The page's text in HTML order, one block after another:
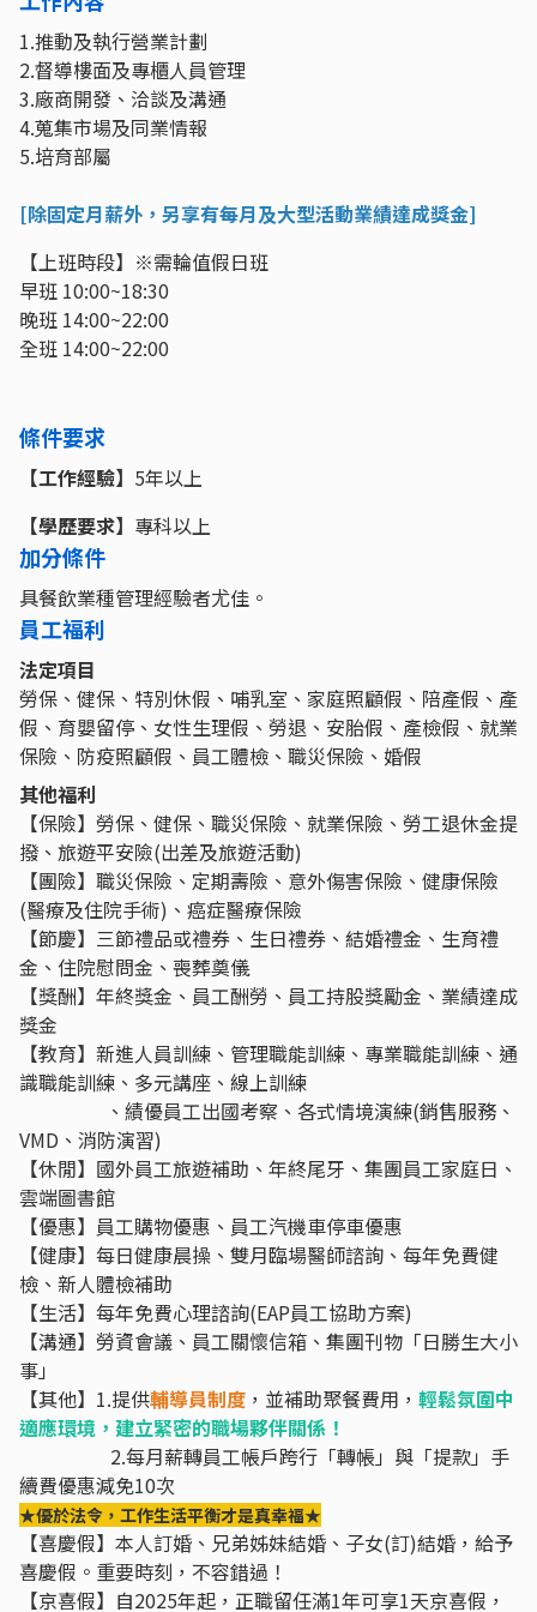
1.推動及執行營業計劃
2.督導樓面及專櫃人員管理
3.廠商開發、洽談及溝通
4.蒐集市場及同業情報
5.培育部屬
[除固定月薪外，另享有每月及大型活動業績達成獎金]
【上班時段】※需輪值假日班
早班 10:00~18:30
晚班 14:00~22:00
全班 14:00~22:00
條件要求
【工作經驗】 5年以上
【學歷要求】 專科以上
加分條件
具餐飲業種管理經驗者尤佳。
員工福利
法定項目
勞保、健保、特別休假、哺乳室、家庭照顧假、陪產假、產
假、育嬰留停、女性生理假、勞退、安胎假、產檢假、就業
保險、防疫照顧假、員工體檢、職災保險、婚假
其他福利
【保險】勞保、健保、職災保險、就業保險、勞工退休金提
撥、旅遊平安險(出差及旅遊活動)
【團險】職災保險、定期壽險、意外傷害保險、健康保險
(醫療及住院手術)、癌症醫療保險
【節慶】三節禮品或禮券、生日禮券、結婚禮金、生育禮
金、住院慰問金、喪葬奠儀
【獎酬】年終獎金、員工酬勞、員工持股獎勵金、業績達成
獎金
【教育】新進人員訓練、管理職能訓練、專業職能訓練、通
識職能訓練、多元講座、線上訓練
⠀⠀⠀⠀⠀⠀、績優員工出國考察、各式情境演練(銷售服務、
VMD、消防演習)
【休閒】國外員工旅遊補助、年終尾牙、集團員工家庭日、
雲端圖書館
【優惠】員工購物優惠、員工汽機車停車優惠
【健康】每日健康晨操、雙月臨場醫師諮詢、每年免費健
檢、新人體檢補助
【生活】每年免費心理諮詢(EAP員工協助方案)
【溝通】勞資會議、員工關懷信箱、集團刊物「日勝生大小
事」
【其他】1.提供輔導員制度 ，並補助聚餐費用， 輕鬆氛圍中
適應環境，建立緊密的職場夥伴關係！
⠀⠀⠀⠀⠀ ⠀2.每月薪轉員工帳戶跨行「轉帳」與「提款」手
續費優惠減免10次
★優於法令，工作生活平衡才是真幸福★
【喜慶假】本人訂婚、兄弟姊妹結婚、子女(訂)結婚，給予
喜慶假。重要時刻，不容錯過！
【京喜假】自2025年起，正職留任滿1年可享1天京喜假，